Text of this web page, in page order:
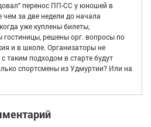
перенос ПП-СС у юношей в
чем за две недели до начала
уже куплены билеты,
гостиницы, решены орг. вопросы по
и в школе. Организаторы не
таким подходом в старте будут
спортсмены из Удмуртии? Или на